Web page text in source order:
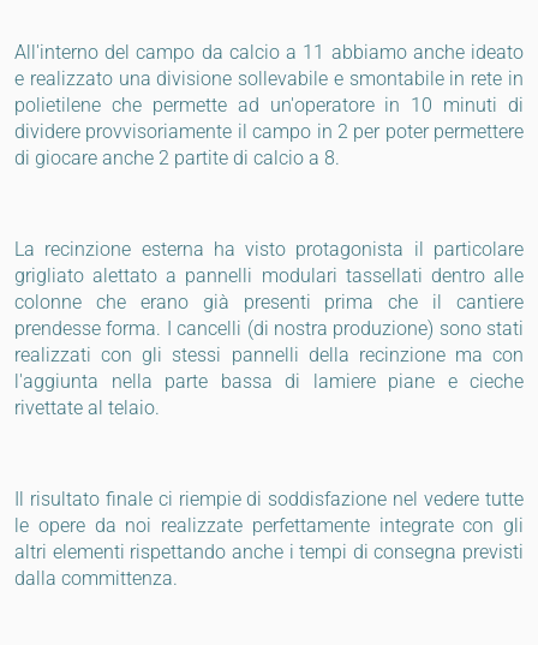
All'interno del campo da calcio a 11 abbiamo anche ideato
e realizzato una divisione sollevabile e smontabile in rete in
polietilene che permette ad un'operatore in 10 minuti di
dividere provvisoriamente il campo in 2 per poter permettere
di giocare anche 2 partite di calcio a 8.
La recinzione esterna ha visto protagonista il particolare
grigliato alettato a pannelli modulari tassellati dentro alle
colonne che erano già presenti prima che il cantiere
prendesse forma. I cancelli (di nostra produzione) sono stati
realizzati con gli stessi pannelli della recinzione ma con
l'aggiunta nella parte bassa di lamiere piane e cieche
rivettate al telaio.
Il risultato finale ci riempie di soddisfazione nel vedere tutte
le opere da noi realizzate perfettamente integrate con gli
altri elementi rispettando anche i tempi di consegna previsti
dalla committenza.